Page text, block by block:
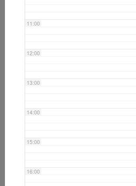
11:00
12:00
13:00
14:00
15:00
16:00